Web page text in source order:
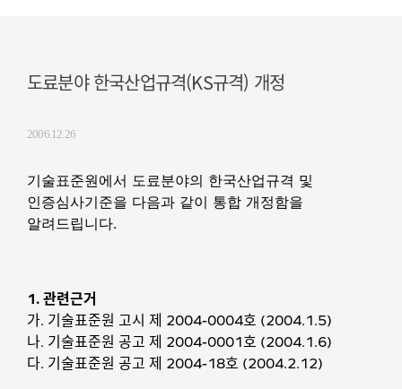
도료분야 한국산업규격(KS규격) 개정
2006.12.26
기술표준원에서 도료분야의 한국산업규격 및
인증심사기준을 다음과 같이 통합 개정함을
알려드립니다.
1. 관련근거
가. 기술표준원 고시 제 2004-0004호 (2004.1.5)
나. 기술표준원 공고 제 2004-0001호 (2004.1.6)
다. 기술표준원 공고 제 2004-18호 (2004.2.12)